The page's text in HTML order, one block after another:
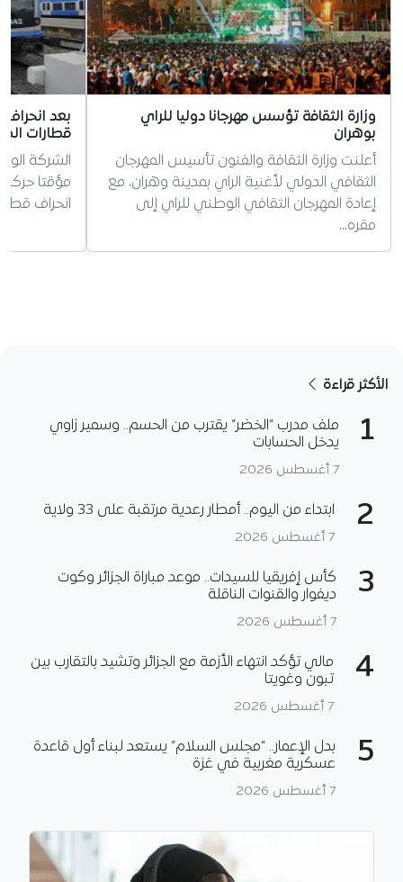
وزارة الثقافة تؤسس مهرجانا دوليا للراي
بوهران
أعلنت وزارة الثقافة والفنون تأسيس المهرجان
الثقافي الدولي لأغنية الراي بمدينة وهران، مع
إعادة المهرجان الثقافي الوطني للراي إلى
مقره…
بعد
قطارات
الشركة
مؤقتا
انحراف
الأكثر قراءة
1
ملف مدرب “الخضر” يقترب من الحسم.. وسمير زاوي
يدخل الحسابات
7 أغسطس 2026
2 ابتداء من اليوم.. أمطار رعدية مرتقبة على 33 ولاية
7 أغسطس 2026
3
كأس إفريقيا للسيدات.. موعد مباراة الجزائر وكوت
ديفوار والقنوات الناقلة
7 أغسطس 2026
4
مالي تؤكد انتهاء الأزمة مع الجزائر وتشيد بالتقارب بين
تبون وغويتا
7 أغسطس 2026
5
بدل الإعمار.. “مجلس السلام” يستعد لبناء أول قاعدة
عسكرية مغربية في غزة
7 أغسطس 2026